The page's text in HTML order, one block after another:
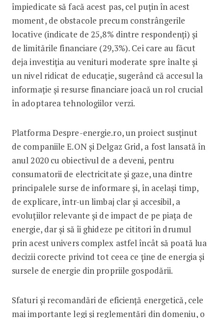
împiedicate să facă acest pas, cel puțin în acest
moment, de obstacole precum constrângerile
locative (indicate de 25,8% dintre respondenți) și
de limitările financiare (29,3%). Cei care au făcut
deja investiția au venituri moderate spre înalte și
un nivel ridicat de educație, sugerând că accesul la
informație și resurse financiare joacă un rol crucial
în adoptarea tehnologiilor verzi.
Platforma Despre-energie.ro, un proiect susținut
de companiile E.ON și Delgaz Grid, a fost lansată în
anul 2020 cu obiectivul de a deveni, pentru
consumatorii de electricitate și gaze, una dintre
principalele surse de informare și, în același timp,
de explicare, într-un limbaj clar și accesibil, a
evoluțiilor relevante și de impact de pe piața de
energie, dar și să îi ghideze pe cititori în drumul
prin acest univers complex astfel încât să poată lua
decizii corecte privind tot ceea ce ține de energia și
sursele de energie din propriile gospodării.
Sfaturi și recomandări de eficiență energetică, cele
mai importante legi și reglementări din domeniu, o